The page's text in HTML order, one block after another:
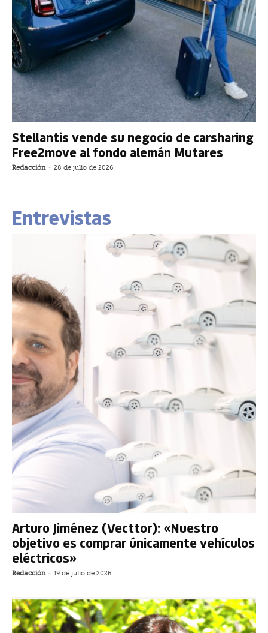
Stellantis vende su negocio de carsharing
Free2move al fondo alemán Mutares
Redacción - 28 de julio de 2026
Entrevistas
Arturo Jiménez (Vecttor): «Nuestro
objetivo es comprar únicamente vehículos
eléctricos»
Redacción - 19 de julio de 2026